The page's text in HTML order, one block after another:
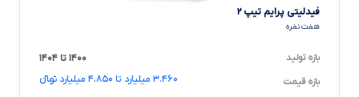
فیدلیتی پرایم تیپ ۲
هفت نفره
بازه تولید ۱۴۰۰ تا ۱۴۰۴
بازه قیمت ۳.۴۶۰ میلیارد تا ۴.۸۵۰ میلیارد تومانءءء